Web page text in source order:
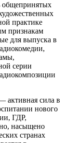
общепринятых
практике
признакам
для выпуска в
серии
активная сила в
нового
ГДР,
насыщено
странах